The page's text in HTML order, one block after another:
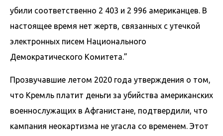
убили соответственно 2 403 и 2 996 американцев. В
настоящее время нет жертв, связанных с утечкой
электронных писем Национального
Демократического Комитета.”
Прозвучавшие летом 2020 года утверждения о том,
что Кремль платит деньги за убийства американских
военнослужащих в Афганистане, подтвердили, что
кампания неокартизма не угасла со временем. Этот